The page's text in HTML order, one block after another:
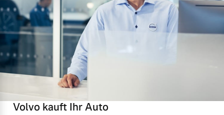
Volvo kauft Ihr Auto